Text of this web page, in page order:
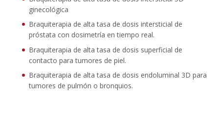
ginecológica
Braquiterapia de alta tasa de dosis intersticial de
próstata con dosimetría en tiempo real.
Braquiterapia de alta tasa de dosis superficial de
contacto para tumores de piel.
Braquiterapia de alta tasa de dosis endoluminal 3D para
tumores de pulmón o bronquios.